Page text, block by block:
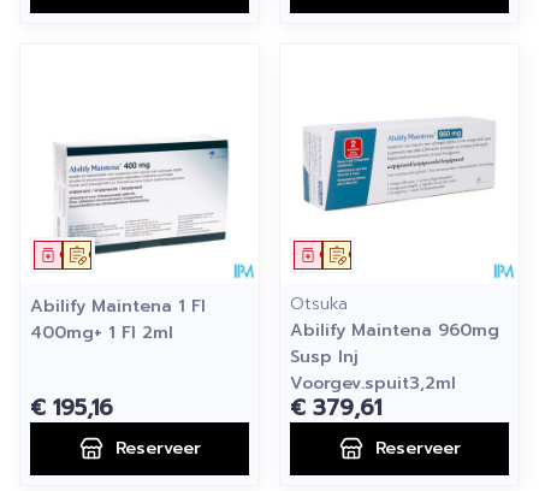
Op voorschrift
Geneesmiddel
Abilify Maintena 1 Fl
400mg+ 1 Fl 2ml
€ 195,16
Reserveer
Op voorschrift
Geneesmiddel
Otsuka
Abilify Maintena 960mg
Susp Inj
Voorgev.spuit3,2ml
€ 379,61
Reserveer